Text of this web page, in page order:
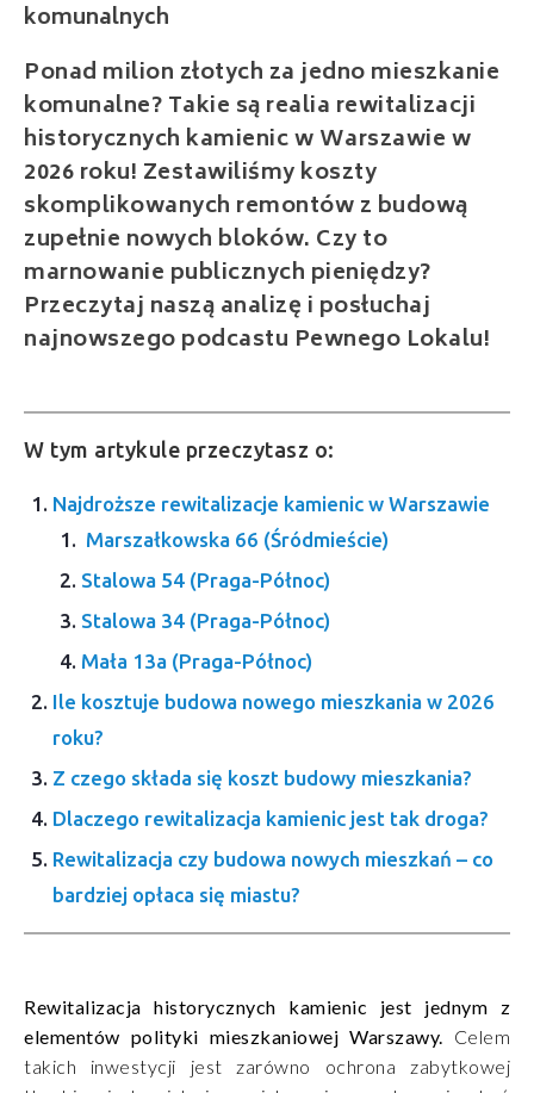
Ponad milion złotych za jedno mieszkanie
komunalne? Takie są realia rewitalizacji
historycznych kamienic w Warszawie w
2026 roku! Zestawiliśmy koszty
skomplikowanych remontów z budową
zupełnie nowych bloków. Czy to
marnowanie publicznych pieniędzy?
Przeczytaj naszą analizę i posłuchaj
najnowszego podcastu Pewnego Lokalu!
W tym artykule przeczytasz o:
Najdroższe rewitalizacje kamienic w Warszawie
Marszałkowska 66 (Śródmieście)
Stalowa 54 (Praga-Północ)
Stalowa 34 (Praga-Północ)
Mała 13a (Praga-Północ)
Ile kosztuje budowa nowego mieszkania w 2026
roku?
Z czego składa się koszt budowy mieszkania?
Dlaczego rewitalizacja kamienic jest tak droga?
Rewitalizacja czy budowa nowych mieszkań – co
bardziej opłaca się miastu?
Rewitalizacja historycznych kamienic jest jednym z
elementów polityki mieszkaniowej Warszawy.
Celem
takich inwestycji jest zarówno ochrona zabytkowej